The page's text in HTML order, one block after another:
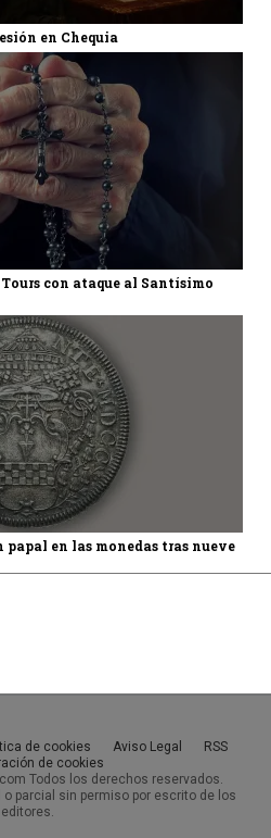
en Chequia
con ataque al Santísimo
en las monedas tras nueve
de cookies Aviso Legal
RSS
de cookies
Todos los derechos reservados.
parcial sin permiso por escrito de los
editores.